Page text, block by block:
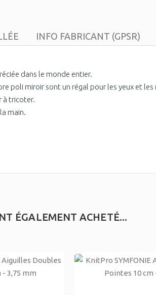
INFO FABRICANT (GPSR)
dans le monde entier.
poli miroir sont un régal pour les yeux et les
à tricoter.
main.
ÉGALEMENT ACHETÉ...